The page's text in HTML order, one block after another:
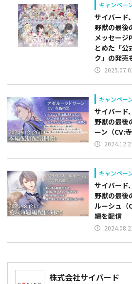
キャンペー
サイバード
野獣の最後
メッセー
とめた「公
ク」の発売
キャンペー
サイバード
野獣の最後
ーン（CV:
キャンペー
サイバード
野獣の最後
ルーシュ（
編を配信
株式会社サイバード